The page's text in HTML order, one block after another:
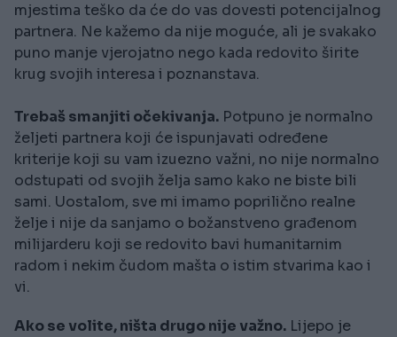
mjestima teško da će do vas dovesti potencijalnog
partnera. Ne kažemo da nije moguće, ali je svakako
puno manje vjerojatno nego kada redovito širite
krug svojih interesa i poznanstava.
Trebaš smanjiti očekivanja. Potpuno je normalno
željeti partnera koji će ispunjavati određene
kriterije koji su vam izuezno važni, no nije normalno
odstupati od svojih želja samo kako ne biste bili
sami. Uostalom, sve mi imamo poprilično realne
želje i nije da sanjamo o božanstveno građenom
milijarderu koji se redovito bavi humanitarnim
radom i nekim čudom mašta o istim stvarima kao i
vi.
Ako se volite, ništa drugo nije važno. Lijepo je